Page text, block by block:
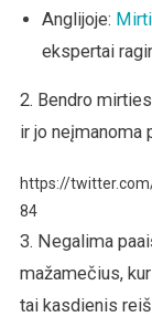
Anglijoje:
ekspertai
2. Bendro
ir jo neįmanoma
https://
84
3. Negalima
mažamečius,
tai kasdienis